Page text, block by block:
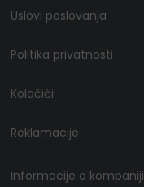
Uslovi poslovanja
Politika privatnosti
Kolačići
Reklamacije
Informacije o kompaniji